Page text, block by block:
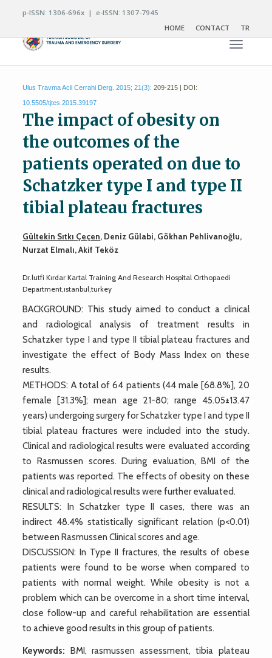
p-ISSN: 1306-696x | e-ISSN: 1307-7945
HOME
CONTACT TR
Toggle
Ulus Travma Acil Cerrahi Derg. 2015; 21(3): 209-215 | DOI:
10.5505/tjtes.2015.39197
The impact of obesity on
the outcomes of the
patients operated on due to
Schatzker type I and type II
tibial plateau fractures
Gültekin Sıtkı Çeçen, Deniz Gülabi, Gökhan Pehlivanoğlu,
Nurzat Elmalı, Akif Teköz
Dr.lutfi Kırdar Kartal Training And Research Hospital Orthopaedi
Department,ıstanbul,turkey
BACKGROUND: This study aimed to conduct a clinical
and radiological analysis of treatment results in
Schatzker type I and type II tibial plateau fractures and
investigate the effect of Body Mass Index on these
results.
METHODS: A total of 64 patients (44 male [68.8%], 20
female [31.3%]; mean age 21-80; range 45.05±13.47
years) undergoing surgery for Schatzker type I and type II
tibial plateau fractures were included into the study.
Clinical and radiological results were evaluated according
to Rasmussen scores. During evaluation, BMI of the
patients was reported. The effects of obesity on these
clinical and radiological results were further evaluated.
RESULTS: In Schatzker type II cases, there was an
indirect 48.4% statistically significant relation (p<0.01)
between Rasmussen Clinical scores and age.
DISCUSSION: In Type II fractures, the results of obese
patients were found to be worse when compared to
patients with normal weight. While obesity is not a
problem which can be overcome in a short time interval,
close follow-up and careful rehabilitation are essential
to achieve good results in this group of patients.
Keywords: BMI, rasmussen assessment, tibia plateau